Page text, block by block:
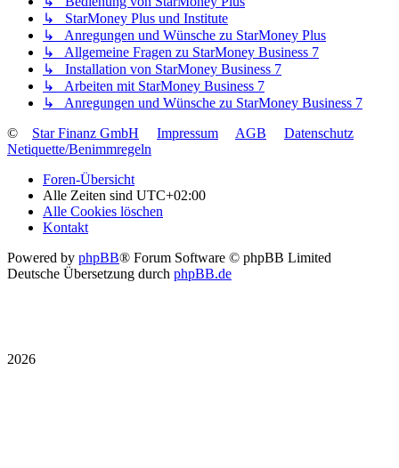
↳ StarMoney Plus und Institute
↳ Anregungen und Wünsche zu StarMoney Plus
↳ Allgemeine Fragen zu StarMoney Business 7
↳ Installation von StarMoney Business 7
↳ Arbeiten mit StarMoney Business 7
↳ Anregungen und Wünsche zu StarMoney Business 7
©
Star Finanz GmbH Impressum AGB
Datenschutz
Netiquette/Benimmregeln
Foren-Übersicht
Alle Zeiten sind UTC+02:00
Alle Cookies löschen
Kontakt
Powered by phpBB® Forum Software © phpBB Limited
Deutsche Übersetzung durch phpBB.de
2026